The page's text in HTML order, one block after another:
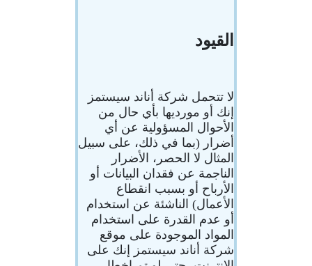
القيود
لا تتحمل شركة أناند سيستمز
إنك أو مورديها بأي حال من
الأحوال المسؤولية عن أي
أضرار (بما في ذلك، على سبيل
المثال لا الحصر، الأضرار
الناجمة عن فقدان البيانات أو
الأرباح أو بسبب انقطاع
الأعمال) الناشئة عن استخدام
أو عدم القدرة على استخدام
المواد الموجودة على موقع
شركة أناند سيستمز إنك على